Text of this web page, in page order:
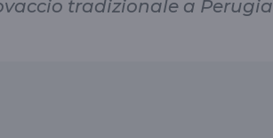
tradizionale a Perugia